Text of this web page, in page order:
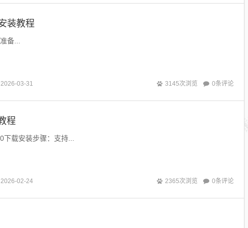
装教程
备...
2026-03-31 3145次浏览 0条评论
程
载安装步骤：支持...
2026-02-24 2365次浏览 0条评论